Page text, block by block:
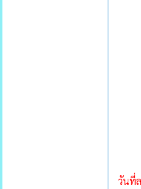
วันที่ล